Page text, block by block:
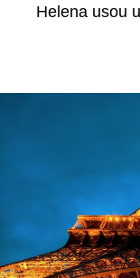
Helena usou